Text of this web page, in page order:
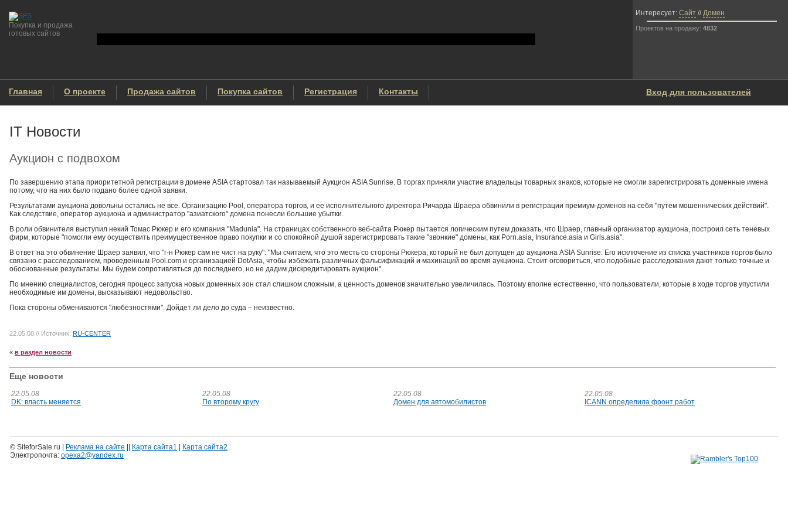
Покупка и продажа
готовых сайтов
Интересует: Сайт //Домен
Проектов на продажу: 4832
Главная О проекте Продажа сайтов Покупка сайтов Регистрация Контакты Вход для пользователей
IT Новости
Аукцион с подвохом
По завершению этапа приоритетной регистрации в домене ASIA стартовал так называемый Аукцион ASIA Sunrise. В торгах приняли участие владельцы товарных знаков, которые не смогли зарегистрировать доменные имена
потому, что на них было подано более одной заявки.
Результатами аукциона довольны остались не все. Организацию Pool, оператора торгов, и ее исполнительного директора Ричарда Шраера обвинили в регистрации премиум-доменов на себя "путем мошеннических действий".
Как следствие, оператор аукциона и администратор "азиатского" домена понесли большие убытки.
В роли обвинителя выступил некий Томас Рюкер и его компания "Madunia". На страницах собственного веб-сайта Рюкер пытается логическим путем доказать, что Шраер, главный организатор аукциона, построил сеть теневых
фирм, которые "помогли ему осуществить преимущественное право покупки и со спокойной душой зарегистрировать такие "звонкие" домены, как Porn.asia, Insurance.asia и Girls.asia".
В ответ на это обвинение Шраер заявил, что "г-н Рюкер сам не чист на руку": "Мы считаем, что это месть со стороны Рюкера, который не был допущен до аукциона ASIA Sunrise. Его исключение из списка участников торгов было
связано с расследованием, проведенным Pool.com и организацией DotAsia, чтобы избежать различных фальсификаций и махинаций во время аукциона. Стоит оговориться, что подобные расследования дают только точные и
обоснованные результаты. Мы будем сопротивляться до последнего, но не дадим дискредитировать аукцион".
По мнению специалистов, сегодня процесс запуска новых доменных зон стал слишком сложным, а ценность доменов значительно увеличилась. Поэтому вполне естественно, что пользователи, которые в ходе торгов упустили
необходимые им домены, высказывают недовольство.
Пока стороны обмениваются "любезностями". Дойдет ли дело до суда – неизвестно.
22.05.08 // Источник: RU-CENTER
« в раздел новости
Еще новости
22.05.08
DK: власть меняется
22.05.08
По второму кругу
22.05.08
Домен для автомобилистов
22.05.08
ICANN определила фронт работ
© SiteforSale.ru | Реклама на сайте Карта сайта1
Карта сайта2
Электропочта: opexa2@yandex.ru